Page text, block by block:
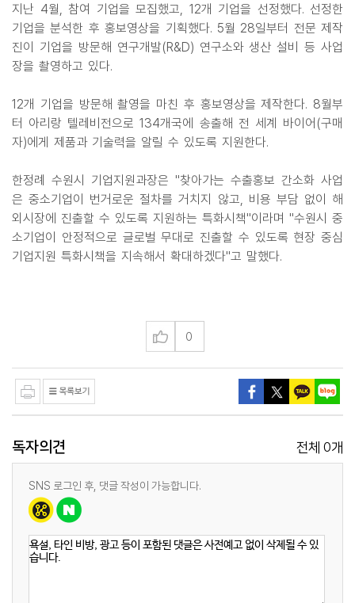
지난 4월, 참여 기업을 모집했고, 12개 기업을 선정했다. 선정한
기업을 분석한 후 홍보영상을 기획했다. 5월 28일부터 전문 제작
진이 기업을 방문해 연구개발(R&D) 연구소와 생산 설비 등 사업
장을 촬영하고 있다.
12개 기업을 방문해 촬영을 마친 후 홍보영상을 제작한다. 8월부
터 아리랑 텔레비전으로 134개국에 송출해 전 세계 바이어(구매
자)에게 제품과 기술력을 알릴 수 있도록 지원한다.
한정례 수원시 기업지원과장은 "찾아가는 수출홍보 간소화 사업
은 중소기업이 번거로운 절차를 거치지 않고, 비용 부담 없이 해
외시장에 진출할 수 있도록 지원하는 특화시책"이라며 "수원시 중
소기업이 안정적으로 글로벌 무대로 진출할 수 있도록 현장 중심
기업지원 특화시책을 지속해서 확대하겠다"고 말했다.
0
독자의견 전체 0개
SNS 로그인 후, 댓글 작성이 가능합니다.